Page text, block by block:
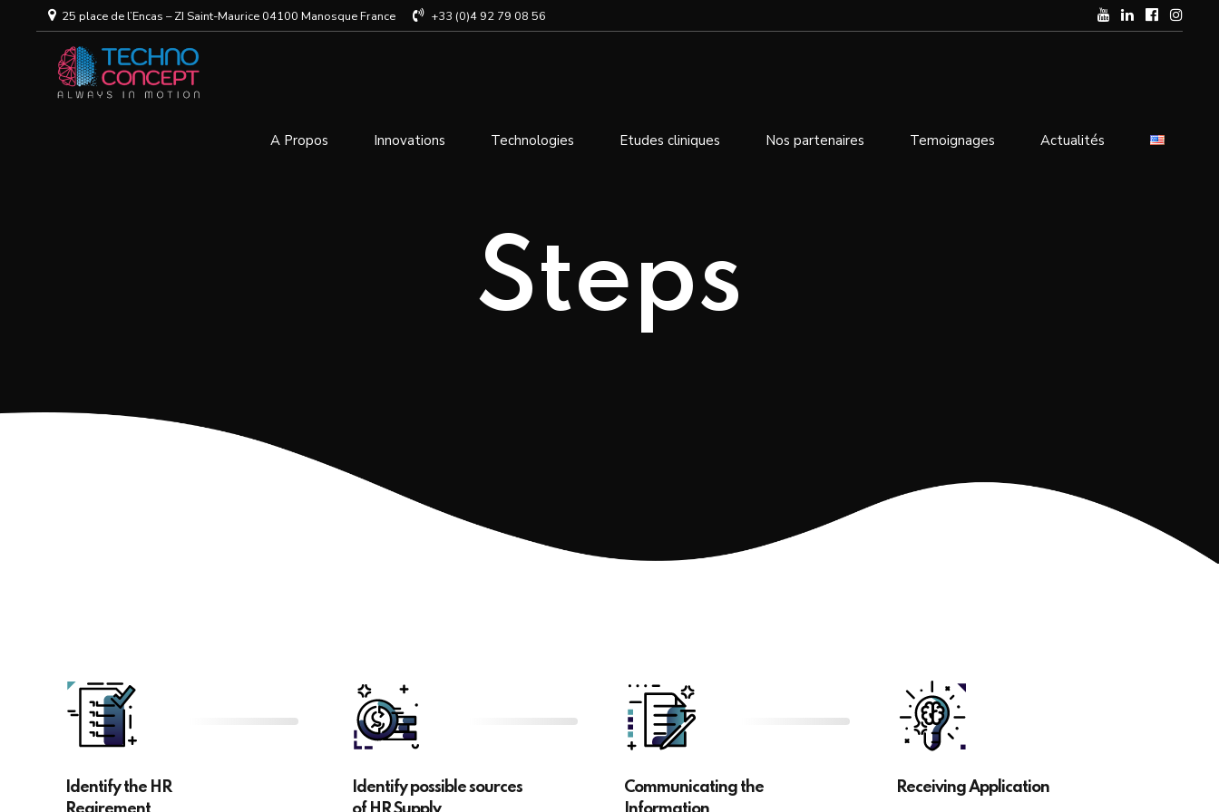
25 place de l’Encas – ZI Saint-Maurice 04100 Manosque France +33 (0)4 92 79 08 56
A Propos Innovations Technologies Etudes cliniques Nos partenaires Temoignages Actualités
Steps
Identify the HR
Identify possible sources
Communicating the
Receiving Application